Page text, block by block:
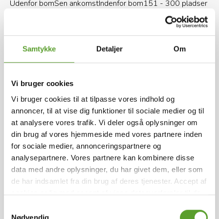
Samtykke Detaljer Om
Vi bruger cookies
Vi bruger cookies til at tilpasse vores indhold og
annoncer, til at vise dig funktioner til sociale medier og til
at analysere vores trafik. Vi deler også oplysninger om
din brug af vores hjemmeside med vores partnere inden
for sociale medier, annonceringspartnere og
analysepartnere. Vores partnere kan kombinere disse
data med andre oplysninger, du har givet dem, eller som
de har indsamlet fra din brug af deres tjenester. Accept af
cookies er lig med accept af visse dataoverførsler til de
Betal ved ankomsten - behold mønterne i pungen,
moderate. Vi forsøger at drive campingpladsen
omkostningerne de steder, hvor det reelt ikke har
nogen betydning for gæsterne. Ingen dyre
automater, der skal vedligeholdes.
Pladsen er opdelt i to. Vores event-plads er adskilt
fra resten med et hegn.
Beplantningen på pladsen gør, at der er gode
læforhold, og at indsigt fra vejen ikke er muligt.
Der kan ved regnvejr være problemer for især
Udenfor bomSen ankomstIndenfor bom151 - 300 pladser
Kontakt Aalborg Camping
Skydebanevej 50, 9000 Aalborg
+45 6011 6044
bb@bbbb.dk
Se hjemmeside Føj til favoritter